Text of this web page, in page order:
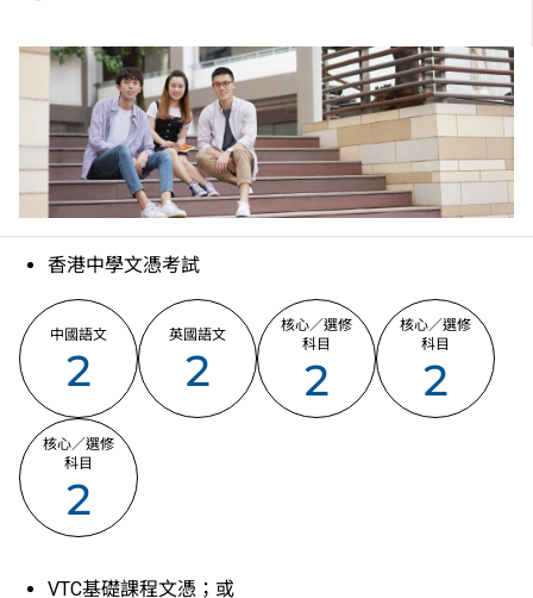
香港中學文憑考試
中國語文
2
英國語文
2
核心／選修
科目
2
核心／選修
科目
2
核心／選修
科目
2
VTC基礎課程文憑；或